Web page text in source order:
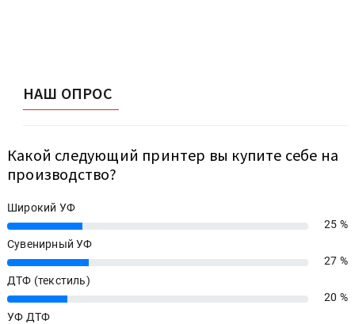
НАШ ОПРОС
Какой следующий принтер вы купите себе на
производство?
Широкий УФ
25%
25 %
Сувенирный УФ
27%
27 %
ДТФ (текстиль)
20%
20 %
УФ ДТФ